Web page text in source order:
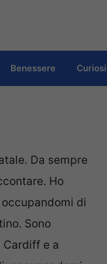
Benessere
Da sempre
Ho
di
Sono
Cardiff e a